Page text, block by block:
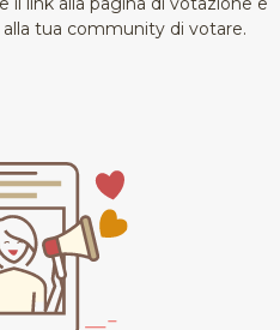
tua community di votare.